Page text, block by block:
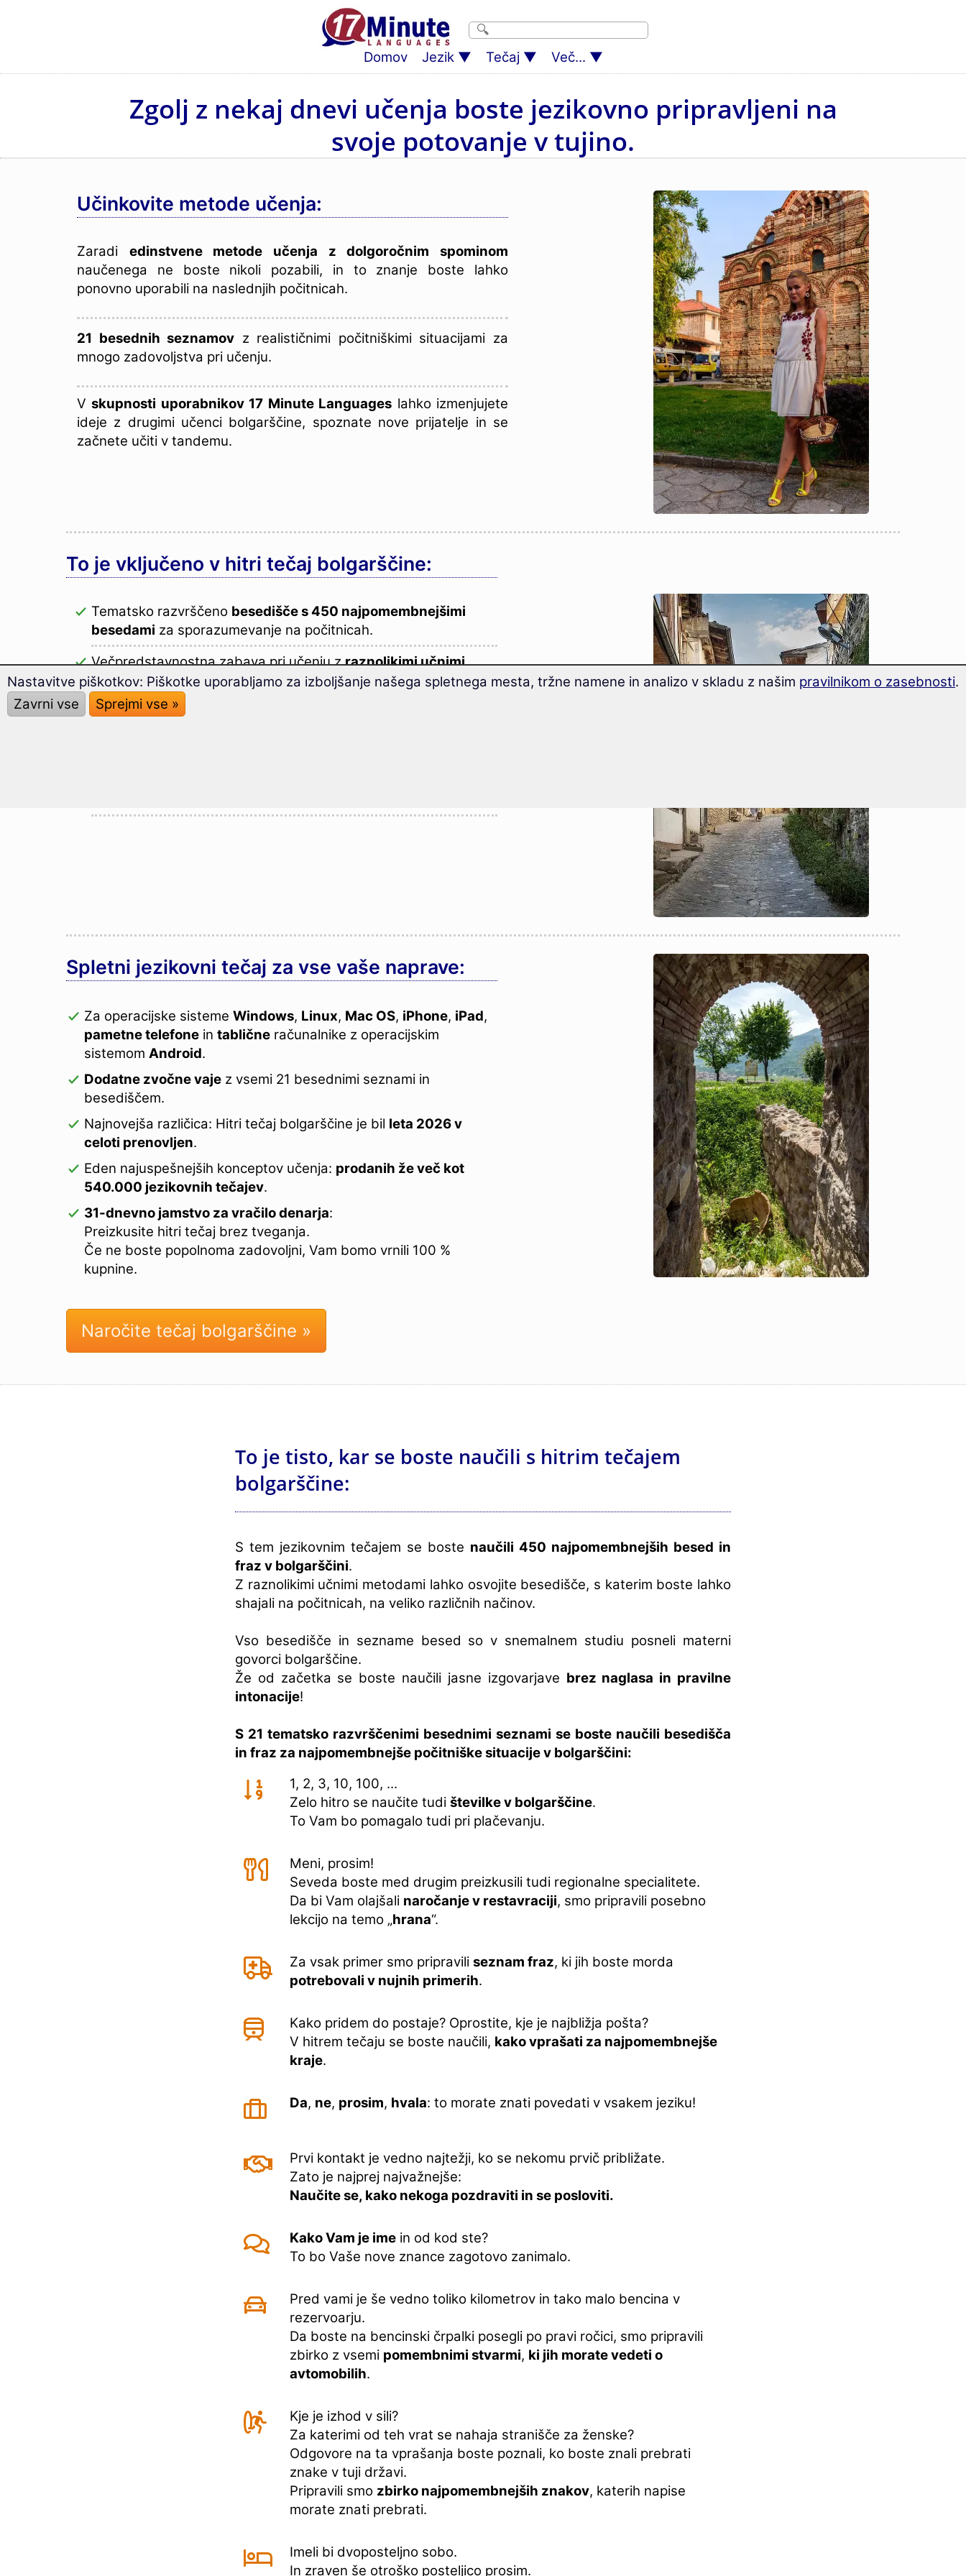
Domov Jezik Tečaj Več...
Zgolj z nekaj dnevi učenja boste jezikovno pripravljeni na
svoje potovanje v tujino.
Učinkovite metode učenja:
Zaradi edinstvene metode učenja z dolgoročnim spominom
naučenega ne boste nikoli pozabili, in to znanje boste lahko
ponovno uporabili na naslednjih počitnicah.
21 besednih seznamov z realističnimi počitniškimi situacijami za
mnogo zadovoljstva pri učenju.
Vskupnosti uporabnikov 17 Minute Languages lahko izmenjujete
ideje z drugimi učenci bolgarščine, spoznate nove prijatelje in se
začnete učiti v tandemu.
To je vključeno v hitri tečaj bolgarščine:
Tematsko razvrščeno besedišče s 450 najpomembnejšimi
besedami za sporazumevanje na počitnicah.
Večpredstavnostna zabava pri učenju zraznolikimi učnimi
metodami in preverjanji znanja.
V kratkem času boste imeli jezikovne sposobnosti, ki jih
Spletni jezikovni tečaj za vse vaše naprave:
Za operacijske sisteme Windows, Linux, Mac OS, iPhone, iPad,
pametne telefone in tablične računalnike z operacijskim
sistemom Android.
Dodatne zvočne vaje z vsemi 21 besednimi seznami in
besediščem.
Najnovejša različica: Hitri tečaj bolgarščine je bil leta 2026 v
celoti prenovljen.
Eden najuspešnejših konceptov učenja: prodanih že več kot
540.000 jezikovnih tečajev.
31-dnevno jamstvo za vračilo denarja:
Preizkusite hitri tečaj brez tveganja.
Če ne boste popolnoma zadovoljni, Vam bomo vrnili 100 %
kupnine.
Naročite tečaj bolgarščine »
To je tisto, kar se boste naučili s hitrim tečajem
bolgarščine:
S tem jezikovnim tečajem se boste naučili 450 najpomembnejših besed in
fraz v bolgarščini.
Z raznolikimi učnimi metodami lahko osvojite besedišče, s katerim boste lahko
shajali na počitnicah, na veliko različnih načinov.
Vso besedišče in sezname besed so v snemalnem studiu posneli materni
govorci bolgarščine.
Že od začetka se boste naučili jasne izgovarjave brez naglasa in pravilne
intonacije!
S 21 tematsko razvrščenimi besednimi seznami se boste naučili besedišča
in fraz za najpomembnejše počitniške situacije v bolgarščini:
1, 2, 3, 10, 100, ...
Zelo hitro se naučite tudi številke v bolgarščine.
To Vam bo pomagalo tudi pri plačevanju.
Meni, prosim!
Seveda boste med drugim preizkusili tudi regionalne specialitete.
Da bi Vam olajšali naročanje v restavraciji, smo pripravili posebno
lekcijo na temo „hrana“.
Za vsak primer smo pripravili seznam fraz, ki jih boste morda
potrebovali v nujnih primerih.
Kako pridem do postaje? Oprostite, kje je najbližja pošta?
V hitrem tečaju se boste naučili, kako vprašati za najpomembnejše
kraje.
Da, ne, prosim, hvala: to morate znati povedati v vsakem jeziku!
Prvi kontakt je vedno najtežji, ko se nekomu prvič približate.
Zato je najprej najvažnejše:
Naučite se, kako nekoga pozdraviti in se posloviti.
Kako Vam je ime in od kod ste?
To bo Vaše nove znance zagotovo zanimalo.
Pred vami je še vedno toliko kilometrov in tako malo bencina v
rezervoarju.
Da boste na bencinski črpalki posegli po pravi ročici, smo pripravili
zbirko z vsemi pomembnimi stvarmi, ki jih morate vedeti o
avtomobilih.
Kje je izhod v sili?
Za katerimi od teh vrat se nahaja stranišče za ženske?
Odgovore na ta vprašanja boste poznali, ko boste znali prebrati
znake v tuji državi.
Pripravili smo zbirko najpomembnejših znakov, katerih napise
morate znati prebrati.
Imeli bi dvoposteljno sobo.
In zraven še otroško posteljico prosim.
Nastavitve piškotkov: Piškotke uporabljamo za izboljšanje našega spletnega mesta, tržne namene in analizo v skladu z našim pravilnikom o zasebnosti.
Zavrni vse
Sprejmi vse »